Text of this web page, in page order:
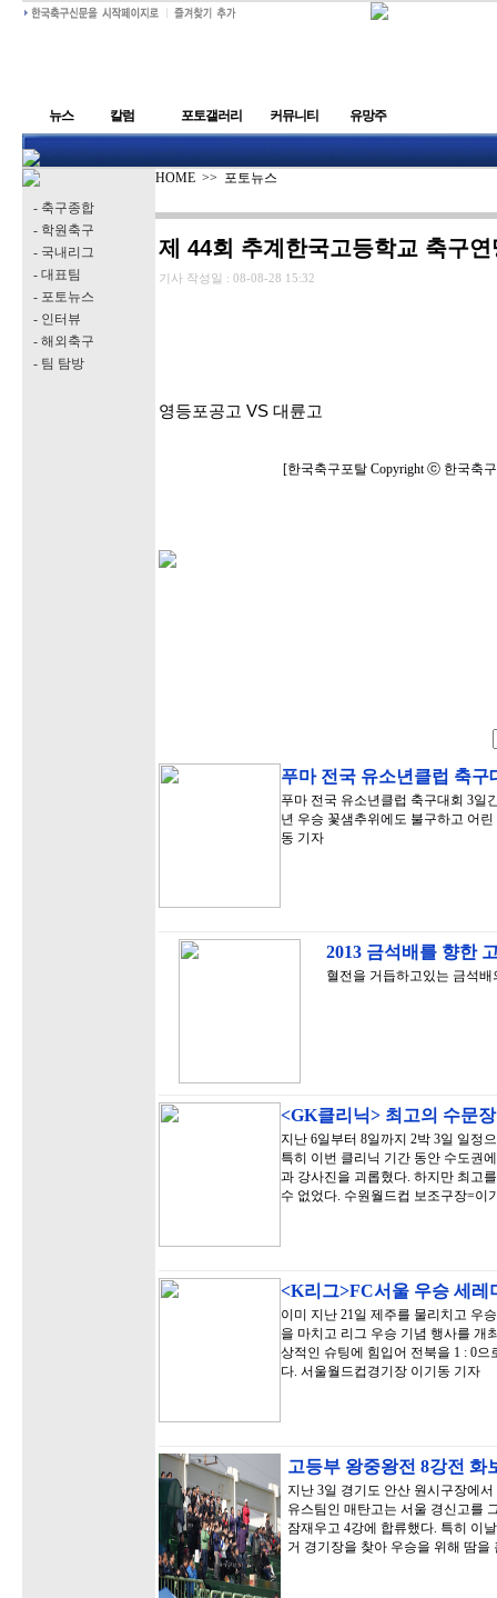
뉴스 칼럼 포토갤러리 커뮤니티 유망주
- 축구종합
- 학원축구
- 국내리그
- 대표팀
- 포토뉴스
- 인터뷰
- 해외축구
- 팀 탐방
HOME >> 포토뉴스
제 44회 추계한국고등학교 축구연
기사 작성일 : 08-08-28 15:32
영등포공고 VS 대륜고
[한국축구포탈 Copyright ⓒ 한국축
푸마 전국 유소년클럽 축
푸마 전국 유소년클럽 축구대회 3일
년 우승 꽃샘추위에도 불구하고 어
동 기자
2013 금석배를 향한
혈전을 거듭하고있는 금석
<GK클리닉> 최고의 수문
지난 6일부터 8일까지 2박 3일 일정
특히 이번 클리닉 기간 동안 수도권
과 강사진을 괴롭혔다. 하지만 최고
수 없었다. 수원월드컵 보조구장=이
<K리그>FC서울 우승 세레
이미 지난 21일 제주를 물리치고 우
을 마치고 리그 우승 기념 행사를 개
상적인 슈팅에 힘입어 전북을 1 : 0
다. 서울월드컵경기장 이기동 기자
고등부 왕중왕전 8강전 화
지난 3일 경기도 안산 원시구장에
유스팀인 매탄고는 서울 경신고를
잠재우고 4강에 합류했다. 특히 이
거 경기장을 찾아 우승을 위해 땀